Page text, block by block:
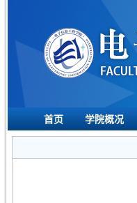
首页 学院概况